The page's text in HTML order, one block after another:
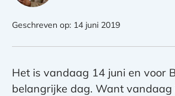
Geschreven op: 14 juni 2019
Het is vandaag 14 juni en voor
belangrijke dag. Want vandaag